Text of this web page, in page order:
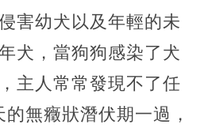
害幼犬以及年輕的未
犬，當狗狗感染了犬
主人常常發現不了任
無癥狀潛伏期一過，